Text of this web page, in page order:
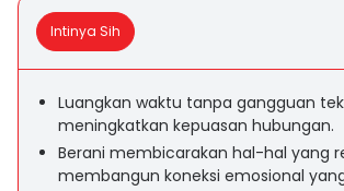
Intinya Sih
Luangkan waktu tanpa gangguan
meningkatkan kepuasan hubungan.
Berani membicarakan hal-hal yang
membangun koneksi emosional